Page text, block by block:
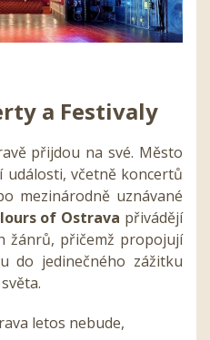
a Festivaly
přijdou na své. Město
včetně koncertů
mezinárodně uznávané
of Ostrava přivádějí
žánrů, přičemž propojují
do jedinečného zážitku